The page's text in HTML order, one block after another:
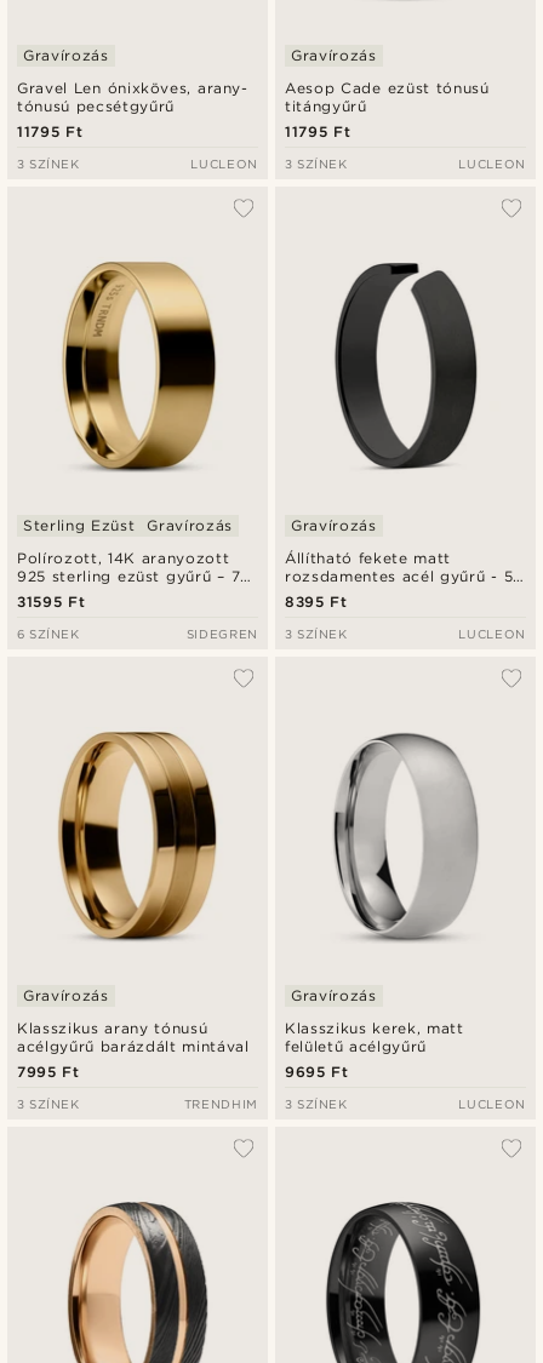
Gravel Len ónixköves, arany-
tónusú pecsétgyűrű
Gravírozás
11795 Ft
3 SZÍNEK LUCLEON
Aesop Cade ezüst tónusú
titángyűrű
Gravírozás
11795 Ft
3 SZÍNEK LUCLEON
Polírozott, 14K aranyozott
925 sterling ezüst gyűrű – 7
mm
Sterling Ezüst Gravírozás
31595 Ft
6 SZÍNEK SIDEGREN
Állítható fekete matt
rozsdamentes acél gyűrű - 5
mm
Gravírozás
8395 Ft
3 SZÍNEK LUCLEON
Klasszikus arany tónusú
acélgyűrű barázdált mintával
Gravírozás
7995 Ft
3 SZÍNEK TRENDHIM
Klasszikus kerek, matt
felületű acélgyűrű
Gravírozás
9695 Ft
3 SZÍNEK LUCLEON